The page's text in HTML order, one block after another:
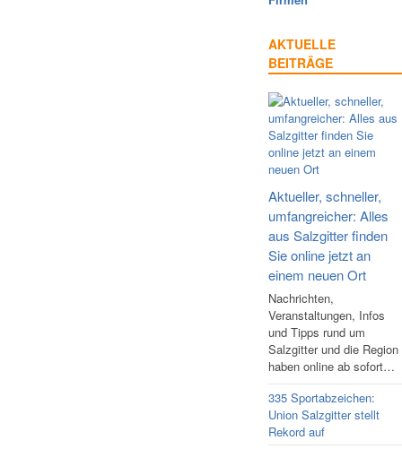
AKTUELLE
BEITRÄGE
Aktueller, schneller,
umfangreicher: Alles
aus Salzgitter finden
Sie online jetzt an
einem neuen Ort
Nachrichten,
Veranstaltungen, Infos
und Tipps rund um
Salzgitter und die Region
haben online ab sofort…
335 Sportabzeichen:
Union Salzgitter stellt
Rekord auf